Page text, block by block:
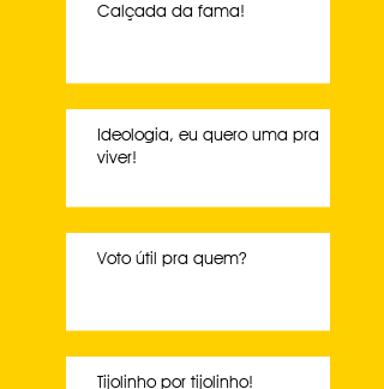
Calçada da fama!
Ideologia, eu quero uma pra
viver!
Voto útil pra quem?
Tijolinho por tijolinho!